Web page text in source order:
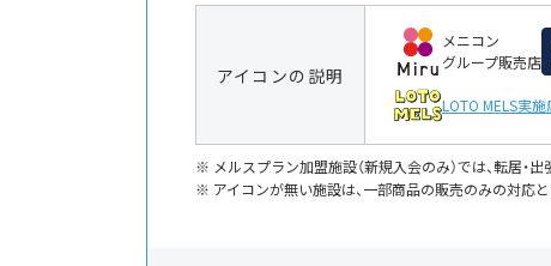
アイコンの説明
メニコン
グループ販売店
LOTO MELS実施
メルスプラン加盟施設（新規入会のみ）では、転居・
アイコンが無い施設は、一部商品の販売のみの対応と